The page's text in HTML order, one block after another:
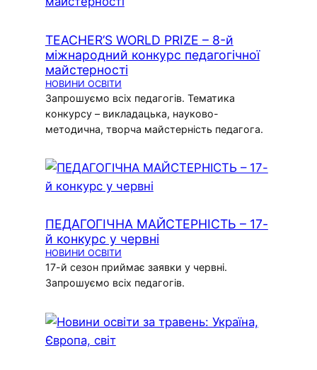
TEACHER’S WORLD PRIZE – 8-й
міжнародний конкурс педагогічної
майстерності
НОВИНИ ОСВІТИ
Запрошуємо всіх педагогів. Тематика
конкурсу – викладацька, науково-
методична, творча майстерність педагога.
ПЕДАГОГІЧНА МАЙСТЕРНІСТЬ – 17-
й конкурс у червні
НОВИНИ ОСВІТИ
17-й сезон приймає заявки у червні.
Запрошуємо всіх педагогів.